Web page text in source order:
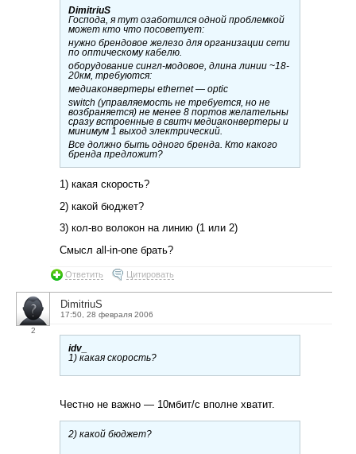
DimitriuS
Господа, я тут озаботился одной проблемкой
может кто что посоветует:
нужно брендовое железо для организации сети
по оптическому кабелю.
оборудование сингл-модовое, длина линии ~18-
20км, требуются:
медиаконвертеры ethernet — optic
switch (управляемость не требуется, но не
возбраняется) не менее 8 портов желательны
сразу встроенные в свитч медиаконвертеры и
минимум 1 выход электрический.
Все должно быть одного бренда. Кто какого
бренда предложит?
1) какая скорость?
2) какой бюджет?
3) кол-во волокон на линию (1 или 2)
Смысл all-in-one брать?
Ответить Цитировать
2
DimitriuS
17:50, 28 февраля 2006
idv_
1) какая скорость?
Честно не важно — 10мбит/с вполне хватит.
2) какой бюджет?